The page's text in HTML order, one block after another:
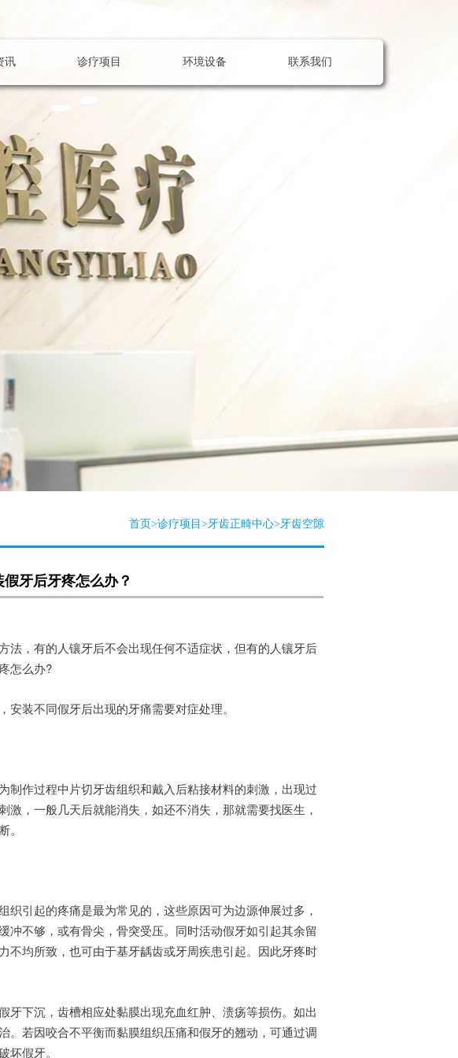
讯 诊疗项目 环境设备 联系我们
首页>诊疗项目 >牙齿正畸中心>牙齿空隙
假牙后牙疼怎么办？
法，有的人镶牙后不会出现任何不适症状，但有的人镶牙后
怎么办?
装不同假牙后出现的牙痛需要对症处理。
制作过程中片切牙齿组织和戴入后粘接材料的刺激，出现过
激，一般几天后就能消失，如还不消失，那就需要找医生，
织引起的疼痛是最为常见的，这些原因可为边源伸展过多，
冲不够，或有骨尖，骨突受压。同时活动假牙如引起其余留
不均所致，也可由于基牙龋齿或牙周疾患引起。因此牙疼时
牙下沉，齿槽相应处黏膜出现充血红肿、溃疡等损伤。如出
。若因咬合不平衡而黏膜组织压痛和假牙的翘动，可通过调
假牙。